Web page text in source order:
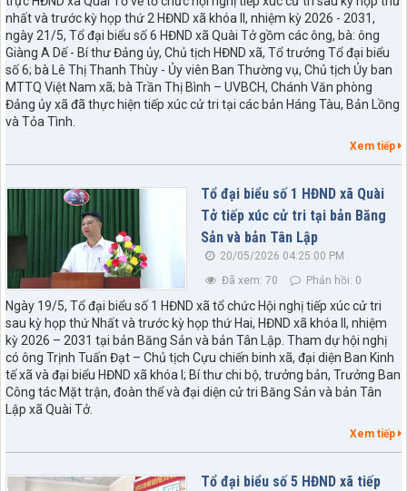
nhất và trước kỳ họp thứ 2 HĐND xã khóa II, nhiệm kỳ 2026 - 2031,
ngày 21/5, Tổ đại biểu số 6 HĐND xã Quài Tở gồm các ông, bà: ông
Giàng A Dế - Bí thư Đảng ủy, Chủ tịch HĐND xã, Tổ trưởng Tổ đại biểu
số 6; bà Lê Thị Thanh Thùy - Ủy viên Ban Thường vụ, Chủ tịch Ủy ban
MTTQ Việt Nam xã; bà Trần Thị Bình – UVBCH, Chánh Văn phòng
Đảng ủy xã đã thực hiện tiếp xúc cử tri tại các bản Háng Tàu, Bản Lồng
và Tỏa Tình.
Xem tiếp
Tổ đại biểu số 1 HĐND xã Quài
Tở tiếp xúc cử tri tại bản Băng
Sản và bản Tân Lập
20/05/2026 04:25:00 PM
Đã xem: 70
Phản hồi: 0
Ngày 19/5, Tổ đại biểu số 1 HĐND xã tổ chức Hội nghị tiếp xúc cử tri
sau kỳ họp thứ Nhất và trước kỳ họp thứ Hai, HĐND xã khóa II, nhiệm
kỳ 2026 – 2031 tại bản Băng Sản và bản Tân Lập. Tham dự hội nghị
có ông Trịnh Tuấn Đạt – Chủ tịch Cựu chiến binh xã, đại diện Ban Kinh
tế xã và đại biểu HĐND xã khóa I; Bí thư chi bộ, trưởng bản, Trưởng Ban
Công tác Mặt trận, đoàn thể và đại diện cử tri Băng Sản và bản Tân
Lập xã Quài Tở.
Xem tiếp
Tổ đại biểu số 5 HĐND xã tiếp